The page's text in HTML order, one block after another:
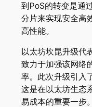
到PoS的转变是通
分片来实现安全高
高性能。
以太坊坎昆升级代
致力于加强该网络
率。此次升级引入
这是在以太坊生态
易成本的重要一步。